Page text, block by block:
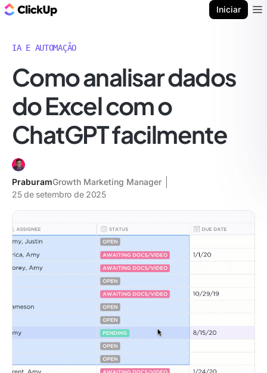
Iniciar
IA E AUTOMAÇÃO
Como analisar dados
do Excel com o
ChatGPT facilmente
PraburamGrowth Marketing Manager
25 de setembro de 2025